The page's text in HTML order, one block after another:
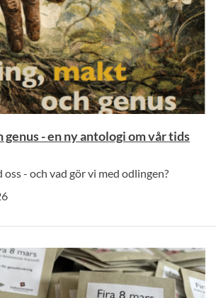
genus - en ny antologi om vår tids
- och vad gör vi med odlingen?